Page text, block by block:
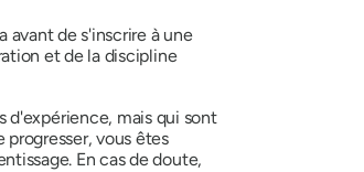
avant de s'inscrire à une
et de la discipline
d'expérience, mais qui sont
vous êtes
En cas de doute,